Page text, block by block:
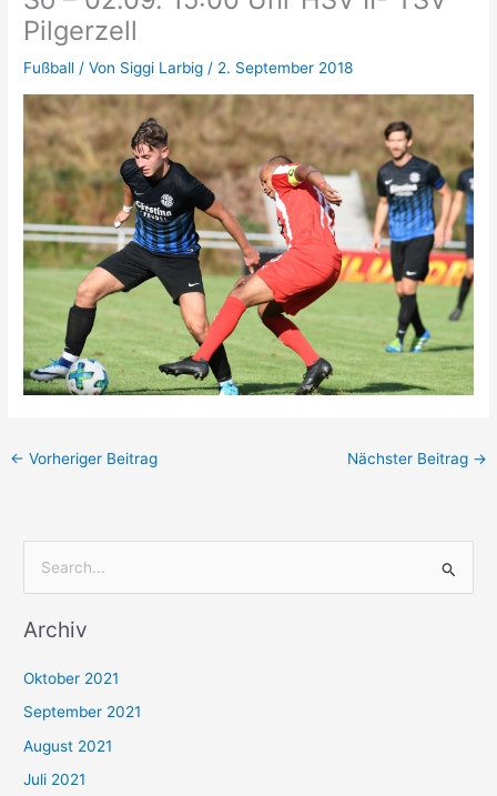
Pilgerzell
Fußball / Von Siggi Larbig/ 2. September 2018
← Vorheriger Beitrag Nächster Beitrag →
c
n
n
a
Archiv
Oktober 2021
September 2021
August 2021
Juli 2021